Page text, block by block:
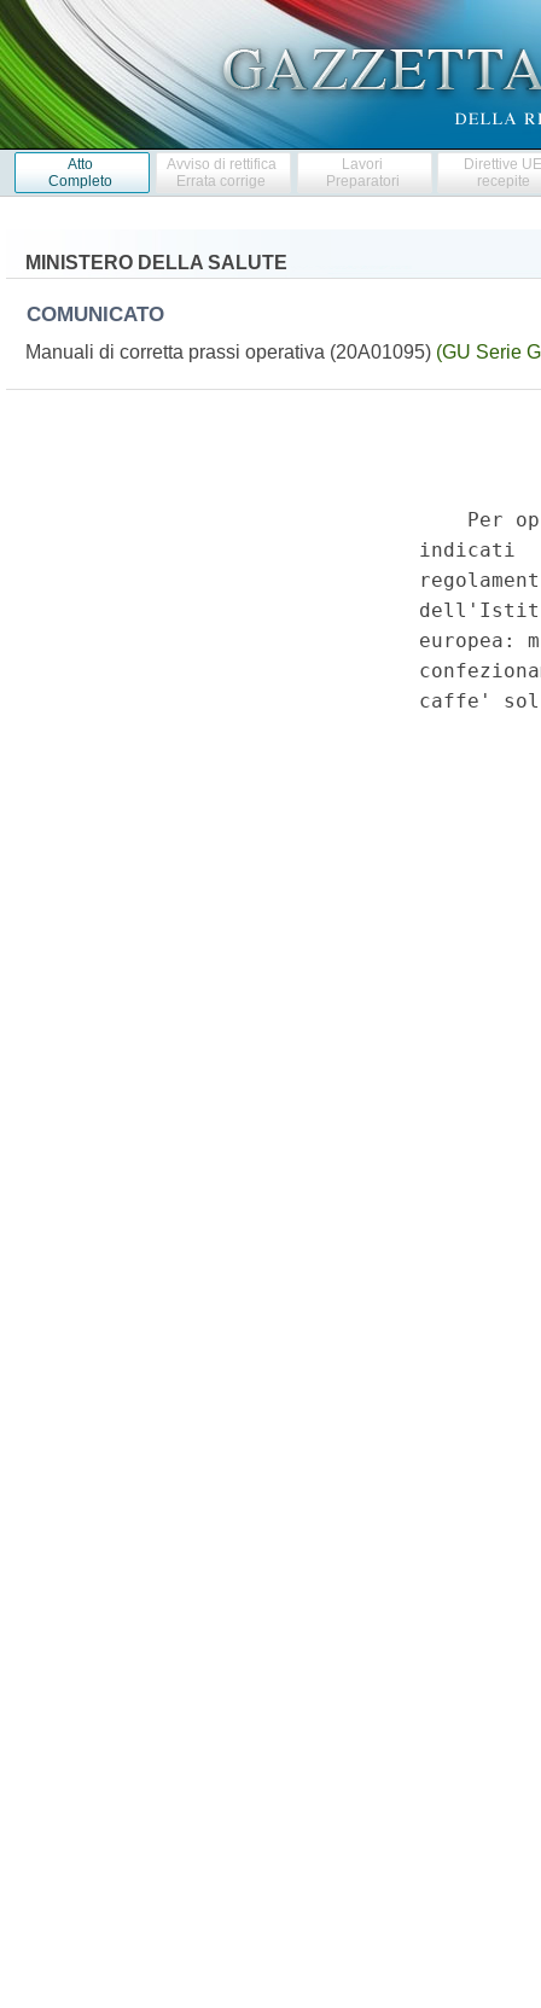
Atto
Completo
Avviso di rettifica
Errata corrige
Lavori
Preparatori
Direttive
recepite
MINISTERO DELLA SALUTE
COMUNICATO
Manuali di corretta prassi operativa (20A01095) (GU Serie